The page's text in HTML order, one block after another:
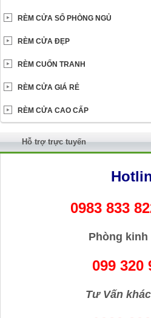
RÈM CỬA SỔ PHÒNG NGỦ
RÈM CỬA ĐẸP
RÈM CUỐN TRANH
RÈM CỬA GIÁ RẺ
RÈM CỬA CAO CẤP
Hỗ trợ trực tuyến
0983 833
Phòng kinh
099 320
Tư Vấn